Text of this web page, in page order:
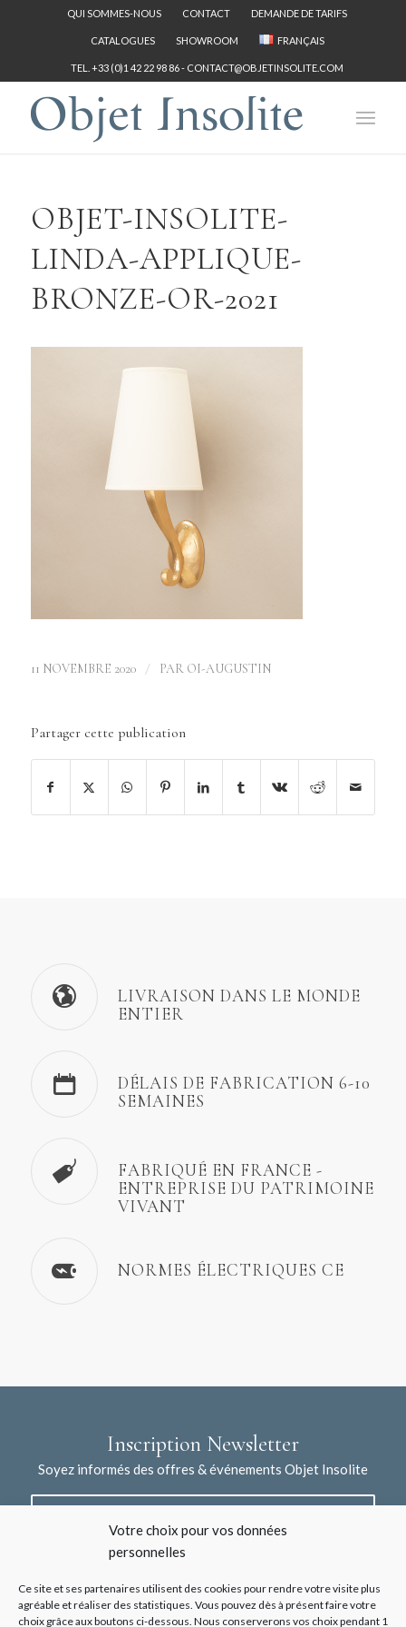
Votre choix pour vos données
personnelles
Ce site et ses partenaires utilisent des cookies pour rendre votre visite plus
agréable et réaliser des statistiques. Vous pouvez dès à présent faire votre
choix grâce aux boutons ci-dessous. Nous conserverons vos choix pendant 1
QUI SOMMES-NOUS CONTACT DEMANDE DE TARIFS
CATALOGUES SHOWROOM FRANÇAIS
TEL. +33 (0)1 42 22 98 86 - CONTACT@OBJETINSOLITE.COM
OBJET-INSOLITE-
LINDA-APPLIQUE-
BRONZE-OR-2021
11 NOVEMBRE 2020 / PAR OI-AUGUSTIN
Partager cette publication
LIVRAISON DANS LE MONDE
ENTIER
DÉLAIS DE FABRICATION 6-10
SEMAINES
FABRIQUÉ EN FRANCE -
ENTREPRISE DU PATRIMOINE
VIVANT
NORMES ÉLECTRIQUES CE
Inscription Newsletter
Soyez informés des offres & événements Objet Insolite